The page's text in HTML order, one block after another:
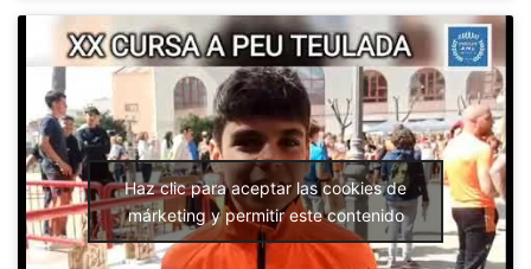
Haz clic para aceptar las cookies de
márketing y permitir este contenido